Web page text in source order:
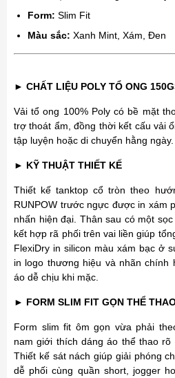
Form: Slim Fit
Màu sắc: Xanh Mint, Xám, Đen
► CHẤT LIỆU POLY TỔ ONG
Vải tổ ong 100% Poly có bề mặt
trợ thoát ẩm, đồng thời kết cấu vải
tập luyện hoặc di chuyển hằng ngày.
► KỸ THUẬT THIẾT KẾ
Thiết kế tanktop cổ tròn theo
RUNPOW trước ngực được in xám
nhấn hiện đại. Thân sau có một
kết hợp rã phối trên vai liền giúp
FlexiDry in silicon màu xám bạc ở
in logo thương hiệu và nhãn chính
áo dễ chịu khi mặc.
► FORM SLIM FIT GỌN THỂ
Form slim fit ôm gọn vừa phải
nam giới thích dáng áo thể thao rõ
Thiết kế sát nách giúp giải phóng
dễ phối cùng quần short, jogger